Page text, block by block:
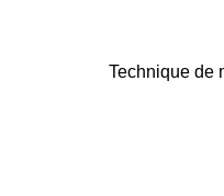
Technique de